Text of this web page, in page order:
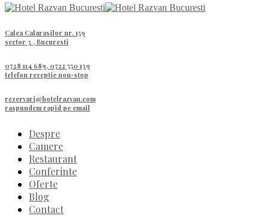
Calea Calarasilor nr. 159
sector 3 , Bucuresti
0728 114 689, 0722 550 139
telefon receptie non-stop
rezervari@hotelrazvan.com
raspundem rapid pe email
Despre
Camere
Restaurant
Conferinte
Oferte
Blog
Contact